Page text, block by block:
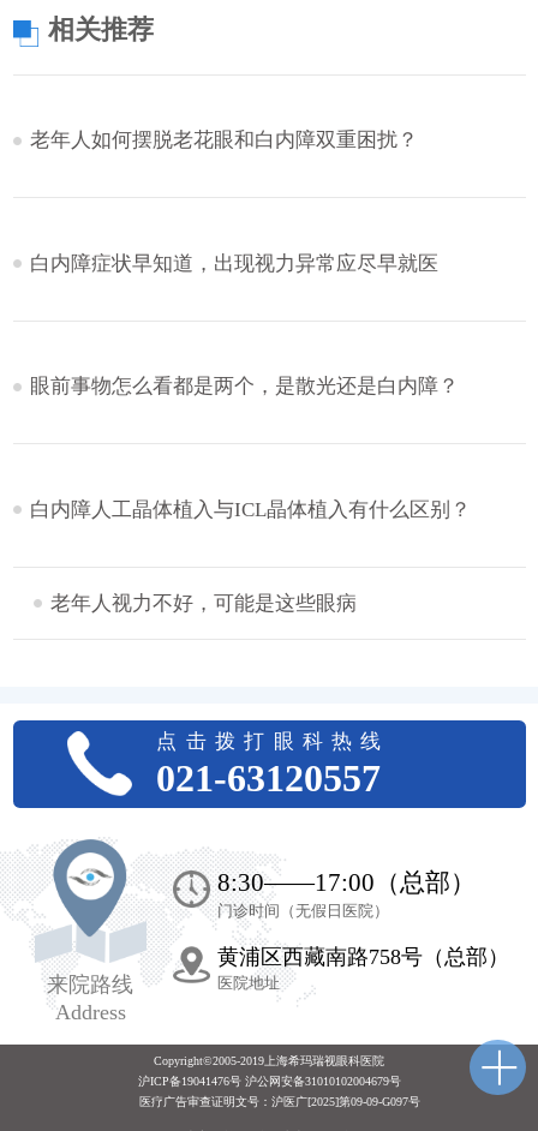
相关推荐
老年人如何摆脱老花眼和白内障双重困扰？
白内障症状早知道，出现视力异常应尽早就医
眼前事物怎么看都是两个，是散光还是白内障？
白内障人工晶体植入与ICL晶体植入有什么区别？
老年人视力不好，可能是这些眼病
点击拨打眼科热线
021-63120557
来院路线
Address
8:30——17:00（总部）
门诊时间（无假日医院）
黄浦区西藏南路758号（总部）
医院地址
Copyright©2005-2019上海希玛瑞视眼科医院
沪ICP备19041476号 沪公网安备31010102004679号
医疗广告审查证明文号： 沪医广[2025]第09-09-G097号